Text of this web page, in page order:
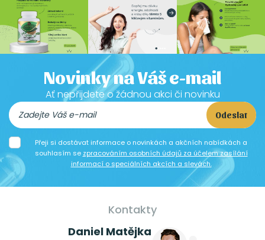
Novinky na Váš e-mail
Ať nepřijdete o žádnou akci či novinku
Odeslat
Přeji si dostávat informace o novinkách a akčních nabídkách a
souhlasím se zpracováním osobních údajů za účelem zasílání
informací o speciálních akcích a slevách.
Kontakty
Daniel Matějka